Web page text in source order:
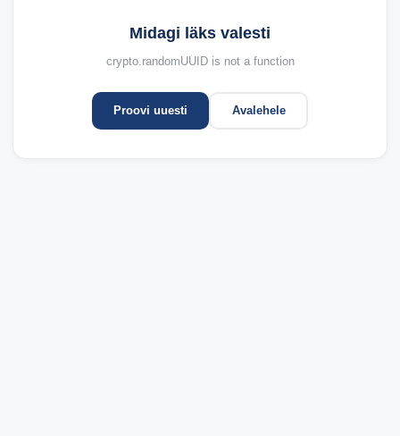
Midagi läks valesti
crypto.randomUUID is not a function
Proovi uuesti Avalehele